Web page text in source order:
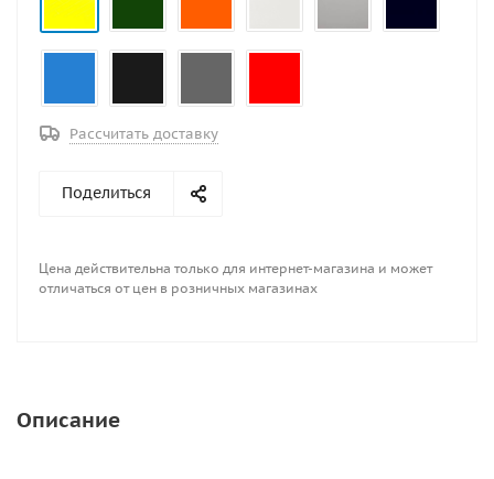
держаться за борта лодки. Леер устанавливается за
доп.плату.
Рассчитать доставку
Поделиться
Цена действительна только для интернет-магазина и может
отличаться от цен в розничных магазинах
Описание